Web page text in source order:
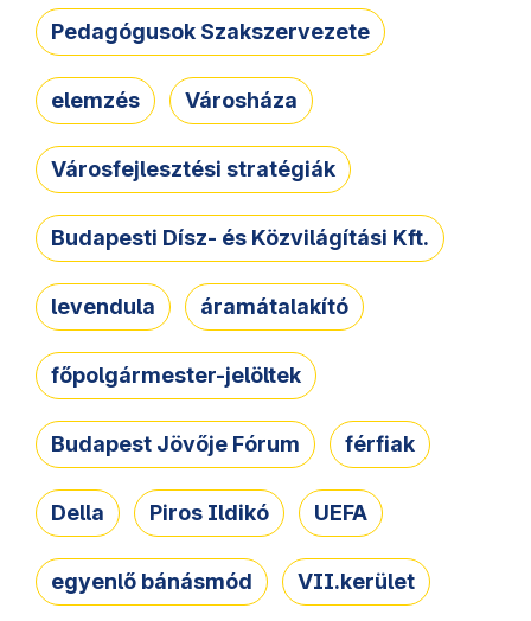
Pedagógusok Szakszervezete
elemzés Városháza
Városfejlesztési stratégiák
Budapesti Dísz- és Közvilágítási Kft.
levendula áramátalakító
főpolgármester-jelöltek
Budapest Jövője Fórum férfiak
Della Piros Ildikó UEFA
egyenlő bánásmód VII.kerület